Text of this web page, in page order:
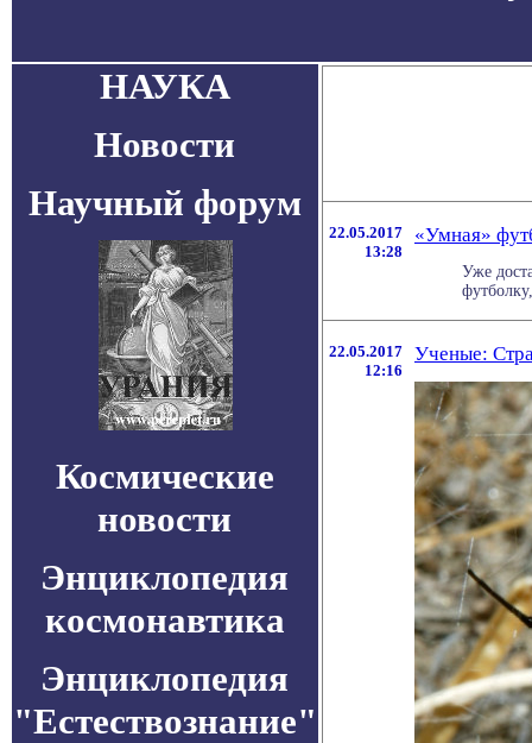
НАУКА
Новости
Научный форум
Космические
новости
Энциклопедия
космонавтика
Энциклопедия
"Естествознание"
22.05.2017
13:28
«Умная»
Уже
22.05.2017
12:16
Ученые: